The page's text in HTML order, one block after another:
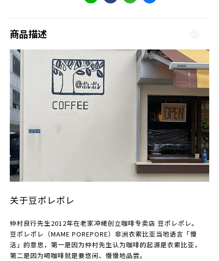
商品描述
关于豆ポレポレ
仲村良行先生2012年在老家冲绳创立咖啡专卖店 豆ポレポレ。
豆ポレポレ（MAME POREPORE）非洲衣索比亚当地语言「慢
活」的意思，第一是因为仲村先生认为咖啡的起源是衣索比亚，
第二是因为喝咖啡就是要悠闲、慢慢地品尝。